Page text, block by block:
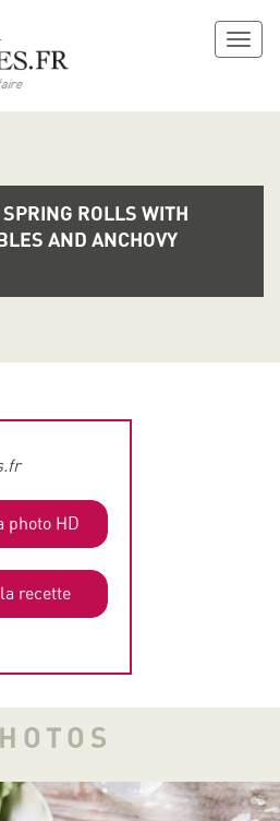
ROLLS WITH
AND ANCHOVY
photo HD
recette